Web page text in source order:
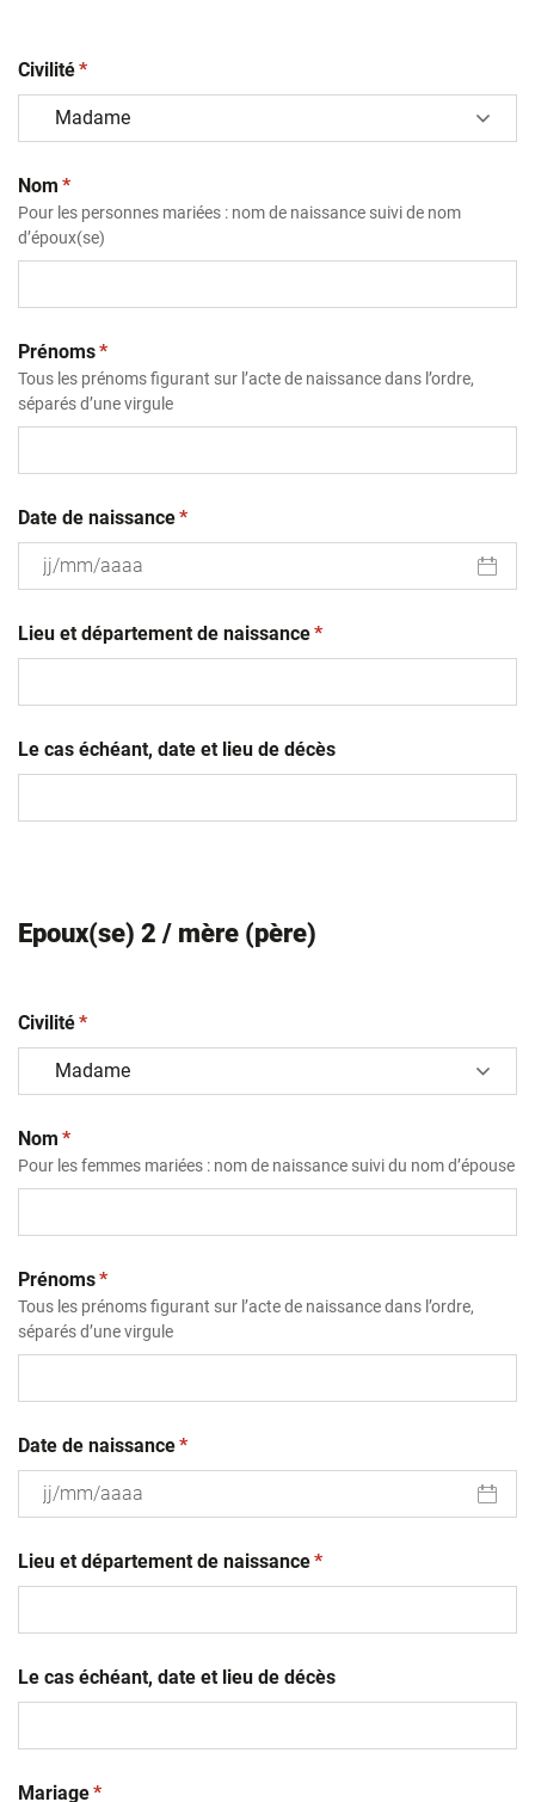
Civilité(obligatoire)
*
Nom (obligatoire)
*
Pour les personnes mariées : nom de naissance suivi de nom
d’époux(se)
Prénoms(obligatoire)
*
Tous les prénoms figurant sur l’acte de naissance dans l’ordre,
séparés d’une virgule
Date de naissance(obligatoire)
*
slash
MM
Lieu et département de naissance(obligatoire)
*
Le cas échéant, date et lieu de décès
Epoux(se) 2 / mère (père)
Civilité(obligatoire)
*
Nom (obligatoire)
*
Pour les femmes mariées : nom de naissance suivi du nom d’épouse
Prénoms(obligatoire)
*
Tous les prénoms figurant sur l’acte de naissance dans l’ordre,
séparés d’une virgule
Date de naissance(obligatoire)
*
slash
MM
Lieu et département de naissance(obligatoire)
*
Le cas échéant, date et lieu de décès
Mariage(obligatoire)
*